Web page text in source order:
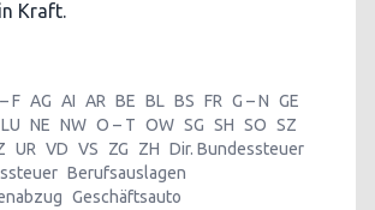
Kraft.
F AG AI AR BE BL BS FR G – N GE
LU NE NW O – T OW SG SH SO SZ
UR VD VS ZG ZH Dir. Bundessteuer
Berufsauslagen
Geschäftsauto